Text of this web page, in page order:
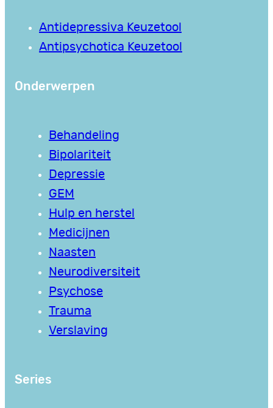
Antidepressiva Keuzetool
Antipsychotica Keuzetool
Onderwerpen
Behandeling
Bipolariteit
Depressie
GEM
Hulp en herstel
Medicijnen
Naasten
Neurodiversiteit
Psychose
Trauma
Verslaving
Series